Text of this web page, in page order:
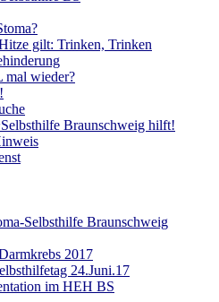
gilt: Trinken, Trinken
mal wieder?
Braunschweig hilft!
Selbsthilfe Braunschweig
2017
24.Juni.17
im HEH BS